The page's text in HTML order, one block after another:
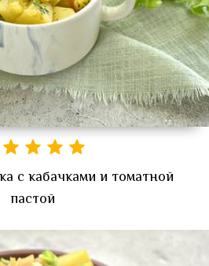
с кабачками и томатной
пастой